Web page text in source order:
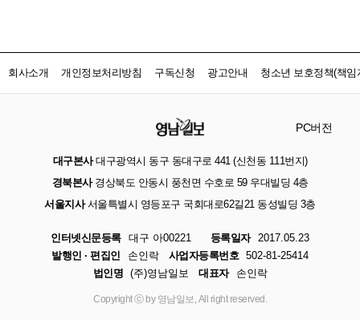
회사소개 개인정보처리방침 구독신청 광고안내 청소년 보호정책(책임
PC버전
대구본사대구광역시 동구 동대구로 441 (신천동 111번지)
경북본사경상북도 안동시 풍천면 수호로 59 우대빌딩 4층
서울지사서울특별시 영등포구 국회대로62길21 동성빌딩 3층
인터넷신문등록 대구 아00221 등록일자
2017.05.23
발행인 · 편집인
손인락 사업자등록번호 502-81-25414
법인명 (주)영남일보 대표자 손인락
Copyright ⓒ by 영남일보, All right reserved.